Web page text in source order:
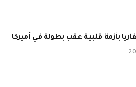
بأزمة قلبية عقب بطولة في أميركا